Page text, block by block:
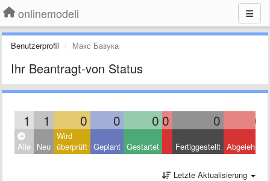
onlinemodeli
Benutzerprofil Макс Базука
Ihr Beantragt-von Status
1 1 0 0 0 0 0 0
Alle Neu
Wird
überprüft Geplant Gestartet Fertiggestellt Abgelehnt
Letzte Aktualisierung